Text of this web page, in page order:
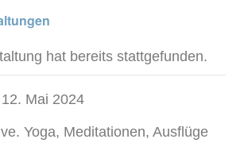
hat bereits stattgefunden.
12. Mai 2024